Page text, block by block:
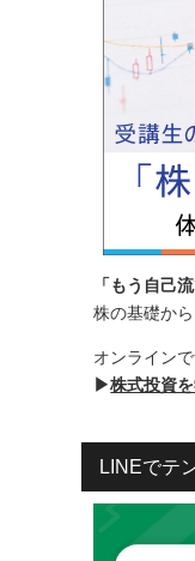
「もう自己
株の基礎か
オンライン
▶株式投資
LINEでテ